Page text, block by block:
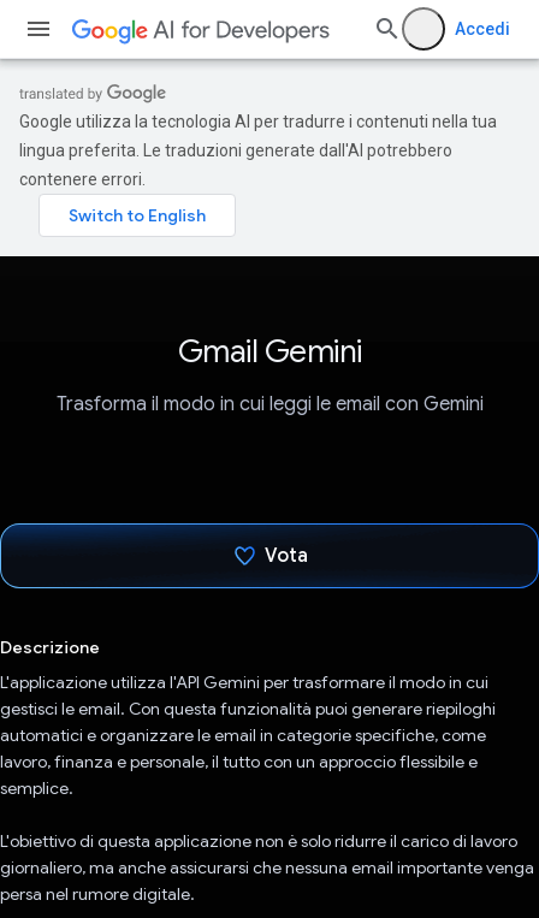
Accedi
Google utilizza la tecnologia AI per tradurre i contenuti nella tua
lingua preferita. Le traduzioni generate dall'AI potrebbero
contenere errori.
Gmail Gemini
Trasforma il modo in cui leggi le email con Gemini
Vota
Descrizione
L'applicazione utilizza l'API Gemini per trasformare il modo in cui
gestisci le email. Con questa funzionalità puoi generare riepiloghi
automatici e organizzare le email in categorie specifiche, come
lavoro, finanza e personale, il tutto con un approccio flessibile e
semplice.
L'obiettivo di questa applicazione non è solo ridurre il carico di lavoro
giornaliero, ma anche assicurarsi che nessuna email importante venga
persa nel rumore digitale.